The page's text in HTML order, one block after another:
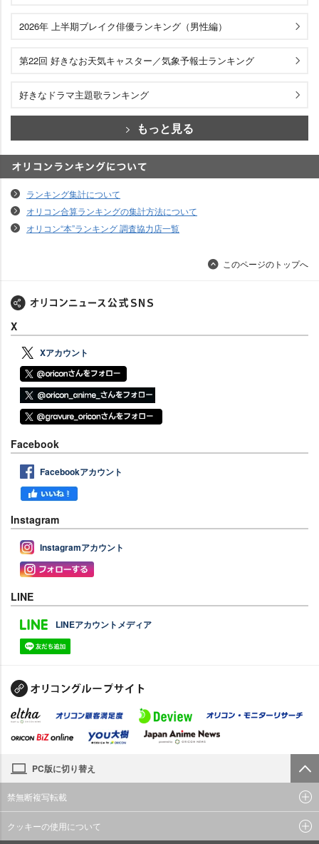
2026年 上半期ブレイク俳優ランキング（男性編）
第22回 好きなお天気キャスター／気象予報士ランキング
好きなドラマ主題歌ランキング
もっと見る
ランキング集計について
オリコン合算ランキングの集計方法について
オリコン“本”ランキング 調査協力店一覧
このページのトップへ
X
Xアカウント
Facebook
Facebookアカウント
Instagram
Instagramアカウント
LINE
LINEアカウントメディア
PC版に切り替え
禁無断複写転載
クッキーの使用について